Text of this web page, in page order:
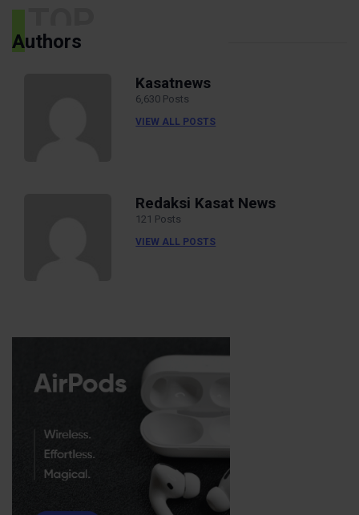
TOP
Authors
Kasatnews
6,630 Posts
VIEW ALL POSTS
Redaksi Kasat News
121 Posts
VIEW ALL POSTS